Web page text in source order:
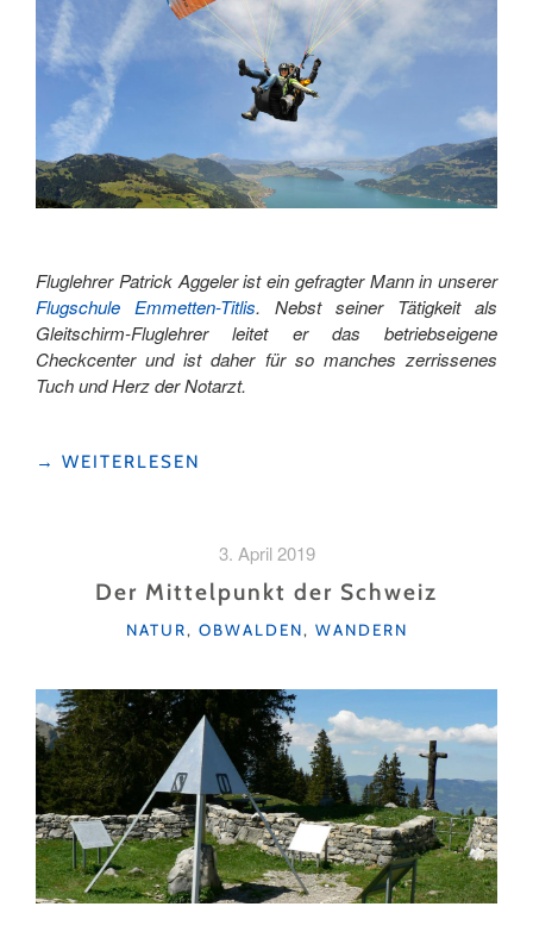
Fluglehrer Patrick Aggeler ist ein gefragter Mann in unserer
Flugschule Emmetten-Titlis. Nebst seiner Tätigkeit als
Gleitschirm-Fluglehrer leitet er das betriebseigene
Checkcenter und ist daher für so manches zerrissenes
Tuch und Herz der Notarzt.
"UNTERRICHTEN
→ WEITERLESEN
3. April 2019
Der Mittelpunkt der Schweiz
KATEGORIEN
NATUR, OBWALDEN, WANDERN